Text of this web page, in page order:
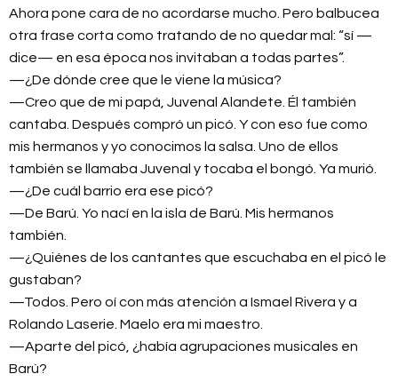
Ahora pone cara de no acordarse mucho. Pero balbucea
otra frase corta como tratando de no quedar mal: “sí —
dice— en esa época nos invitaban a todas partes”.
—¿De dónde cree que le viene la música?
—Creo que de mi papá, Juvenal Alandete. Él también
cantaba. Después compró un picó. Y con eso fue como
mis hermanos y yo conocimos la salsa. Uno de ellos
también se llamaba Juvenal y tocaba el bongó. Ya murió.
—¿De cuál barrio era ese picó?
—De Barú. Yo nací en la isla de Barú. Mis hermanos
también.
—¿Quiénes de los cantantes que escuchaba en el picó le
gustaban?
—Todos. Pero oí con más atención a Ismael Rivera y a
Rolando Laserie. Maelo era mi maestro.
—Aparte del picó, ¿había agrupaciones musicales en
Barú?